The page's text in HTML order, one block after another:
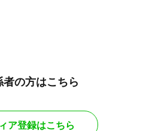
者の方はこちら
ア登録はこちら